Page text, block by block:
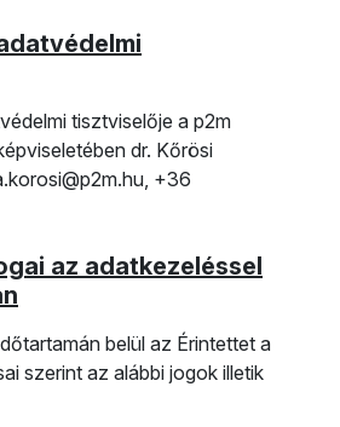
tisztviselője a p2m
dr. Kőrösi
+36
az adatkezeléssel
belül az Érintettet a
szerint az alábbi jogok illetik